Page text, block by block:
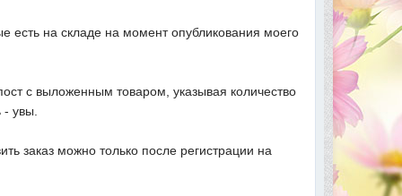
есть на складе на момент опубликования моего
с выложенным товаром, указывая количество
увы.
заказ можно только после регистрации на